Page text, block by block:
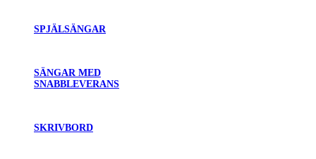
SPJÄLSÄNGAR
SÄNGAR MED
SNABBLEVERANS
SKRIVBORD